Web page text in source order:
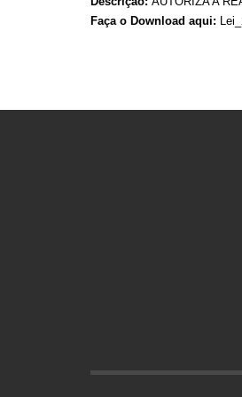
Faça o Download aqui: